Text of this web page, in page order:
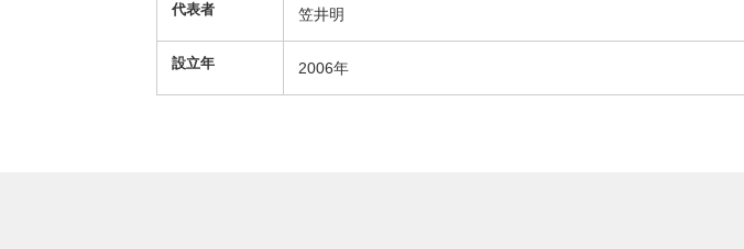
代表者 笠井明
設立年 2006年